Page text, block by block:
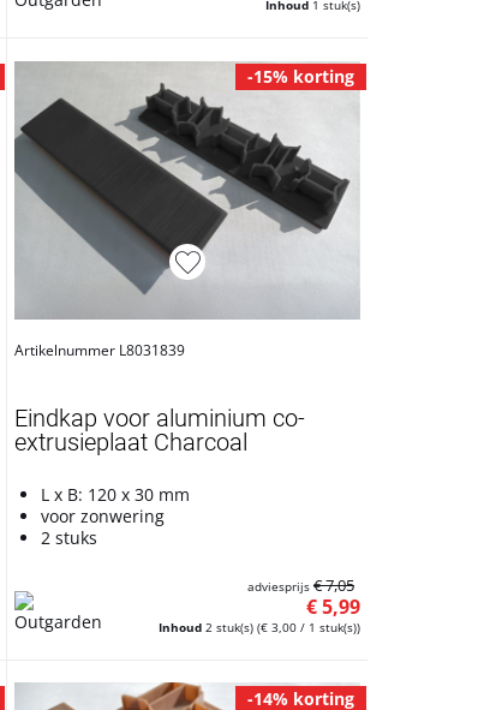
Inhoud 1 stuk(s)
-15% korting
Artikelnummer L8031839
Eindkap voor aluminium co-
extrusieplaat Charcoal
L x B: 120 x 30 mm
voor zonwering
2 stuks
Inhoud 2 stuk(s) (€ 3,00 / 1 stuk(s))
€ 5,99
adviesprijs € 7,05
-14% korting